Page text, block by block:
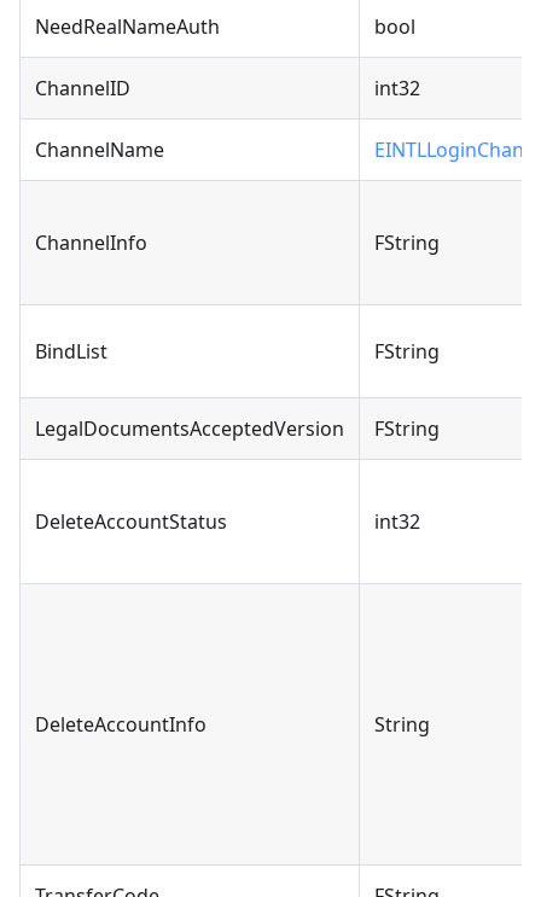
NeedRealNameAuth bool
ChannelID int32
ChannelName
ChannelInfo FString
BindList FString
LegalDocumentsAcceptedVersion FString
DeleteAccountStatus int32
DeleteAccountInfo String